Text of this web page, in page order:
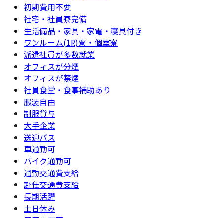
初期費用不要
社宅・社員寮完備
生活備品・家具・家電・寝具付き
ワンルーム(1R)寮・個室寮
派遣社員が多数就業
オフィスが分煙
オフィスが禁煙
社員食堂・食事補助あり
服装自由
制服貸与
大手企業
送迎バス
車通勤可
バイク通勤可
通勤交通費支給
赴任交通費支給
長期活躍
土日休み